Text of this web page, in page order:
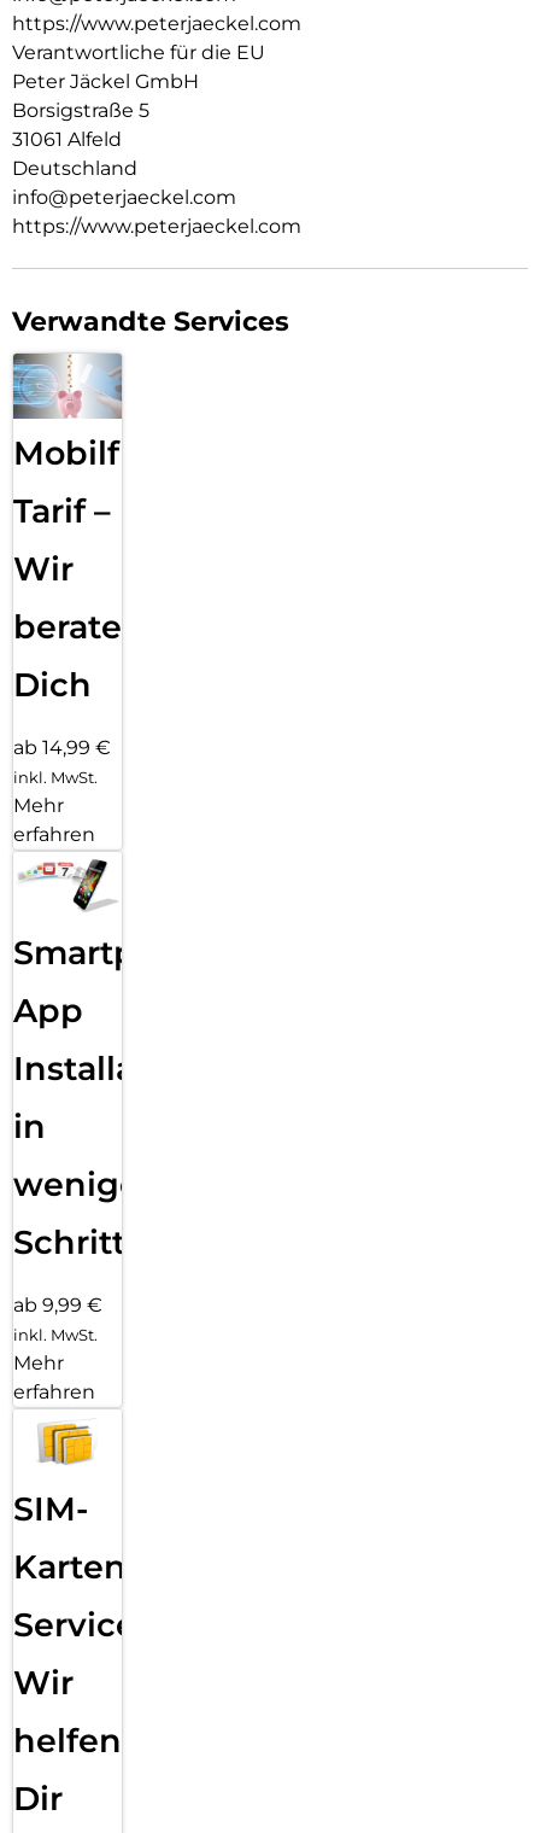
https://www.peterjaeckel.com
Verantwortliche für die EU
Peter Jäckel GmbH
Borsigstraße 5
31061 Alfeld
Deutschland
info@peterjaeckel.com
https://www.peterjaeckel.com
Verwandte Services
Mobilfunk
Tarif –
Wir
beraten
Dich
ab 14,99 €
inkl. MwSt.
Mehr
erfahren
Smartphone
App
Installation
in
wenigen
Schritten
ab 9,99 €
inkl. MwSt.
Mehr
erfahren
SIM-
Karten
Service:
Wir
helfen
Dir